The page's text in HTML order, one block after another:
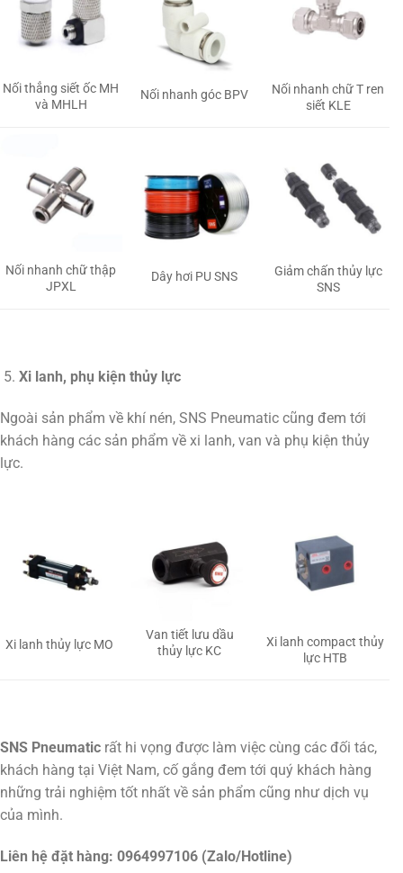
Nối thẳng siết ốc MH
và MHLH
Nối nhanh góc BPV
Nối nhanh chữ T ren
siết KLE
Nối nhanh chữ thập
JPXL
Dây hơi PU SNS
Giảm chấn thủy lực
SNS
Xi lanh, phụ kiện thủy lực
Ngoài sản phẩm về khí nén, SNS Pneumatic cũng đem tới
khách hàng các sản phẩm về xi lanh, van và phụ kiện thủy
lực.
Xi lanh thủy lực MO
Van tiết lưu dầu
thủy lực KC
Xi lanh compact thủy
lực HTB
SNS Pneumatic rất hi vọng được làm việc cùng các đối tác,
khách hàng tại Việt Nam, cố gắng đem tới quý khách hàng
những trải nghiệm tốt nhất về sản phẩm cũng như dịch vụ
của mình.
Liên hệ đặt hàng: 0964997106 (Zalo/Hotline)